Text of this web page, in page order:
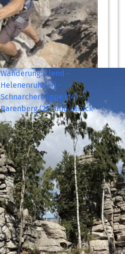
Wanderung: Elend -
Helenenruh (21) -
Schnarcherklippe (14) -
Barenberg (20) und zurück
29 Nov. 26